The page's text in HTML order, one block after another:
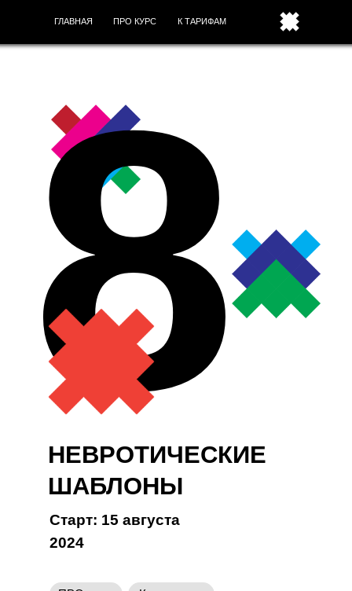
ГЛАВНАЯ ПРО КУРС К ТАРИФАМ
НЕВРОТИЧЕСКИЕ
ШАБЛОНЫ
Старт: 15 августа
2024
8